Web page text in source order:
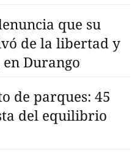
que su
de la libertad y
Durango
de parques: 45
del equilibrio